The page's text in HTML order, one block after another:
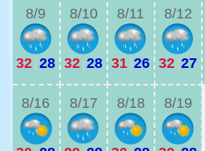
8/9
32 28
8/10
32 28
8/11
31 26
8/12
32 27
8/16 8/17 8/18 8/19